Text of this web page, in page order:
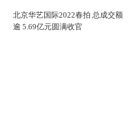
北京华艺国际2022春拍 总成交额
逾 5.69亿元圆满收官